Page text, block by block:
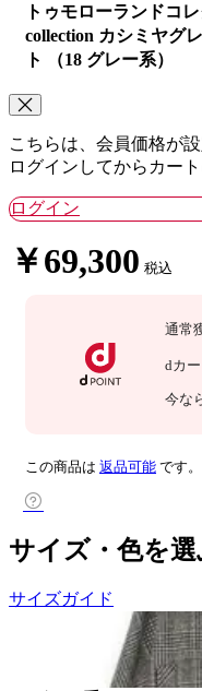
トゥモローランドコ
collection カシミヤグ
ト （18 グレー系）
こちらは、会員価格が
ログインしてからカー
ログイン
￥69,300 税込
通常
dカー
今な
この商品は 返品可能 です。
サイズ・色を
サイズガイド